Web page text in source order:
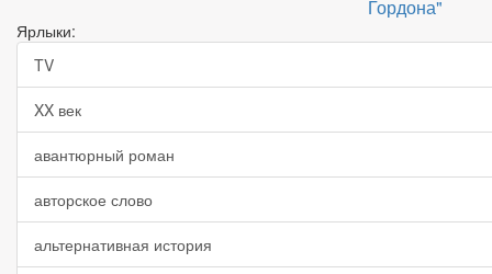
Гордона"
Ярлыки:
TV
XX век
авантюрный роман
авторское слово
альтернативная история